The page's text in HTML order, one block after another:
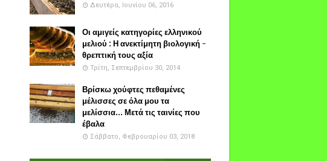
Δευτέρα, Ιουνίου 06, 2016
Οι αμιγείς κατηγορίες ελληνικού
μελιού : Η ανεκτίμητη βιολογική -
θρεπτική τους αξία
Τρίτη, Σεπτεμβρίου 30, 2014
Βρίσκω χούφτες πεθαμένες
μέλισσες σε όλα μου τα
μελίσσια... Μετά τις ταινίες που
έβαλα
Σάββατο, Φεβρουαρίου 03, 2018